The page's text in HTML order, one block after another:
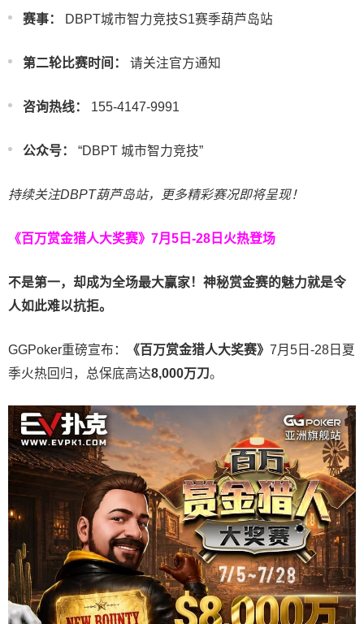
赛事： DBPT城市智力竞技S1赛季葫芦岛站
第二轮比赛时间： 请关注官方通知
咨询热线： 155-4147-9991
公众号： “DBPT 城市智力竞技”
持续关注DBPT葫芦岛站，更多精彩赛况即将呈现！
《百万赏金猎人大奖赛》 7月5日-28日火热登场
不是第一，却成为全场最大赢家！神秘赏金赛的魅力就是令
人如此难以抗拒。
GGPoker重磅宣布： 《百万赏金猎人大奖赛》 7月5日-28日夏
季火热回归，总保底高达8,000万刀。